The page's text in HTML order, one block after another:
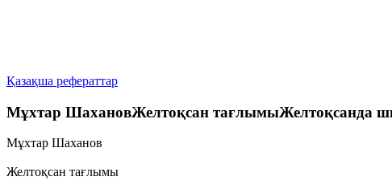
Қазақша рефераттар
Мұхтар ШахановЖелтоқсан тағлымыЖелтоқсанда
Мұхтар Шаханов
Желтоқсан тағлымы